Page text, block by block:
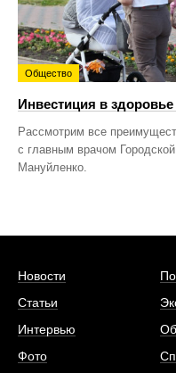
Общество
Инвестиция в
Рассмотрим все
с главным врачом
Мануйленко.
Новости
Статьи
Интервью
Фото